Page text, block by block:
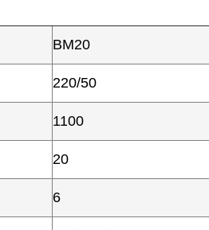
BM20
220/50
1100
20
6